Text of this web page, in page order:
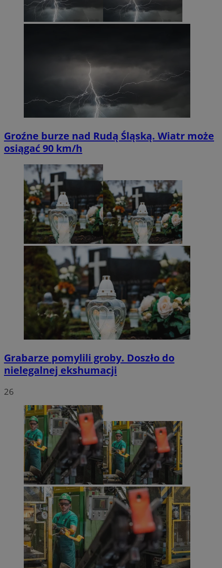
Groźne burze nad Rudą Śląską. Wiatr może
osiągać 90 km/h
Grabarze pomylili groby. Doszło do
nielegalnej ekshumacji
26